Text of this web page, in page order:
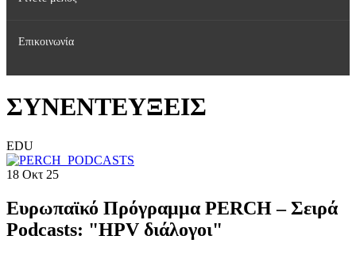
Δημοσιεύσεις
Γίνετε μέλος της Ελληνικής HPV Εταιρείας
Επικοινωνία
ΣΥΝΕΝΤΕΥΞΕΙΣ
EDU
18 Οκτ 25
Ευρωπαϊκό Πρόγραμμα PERCH – Σειρά
Podcasts: "HPV διάλογοι"